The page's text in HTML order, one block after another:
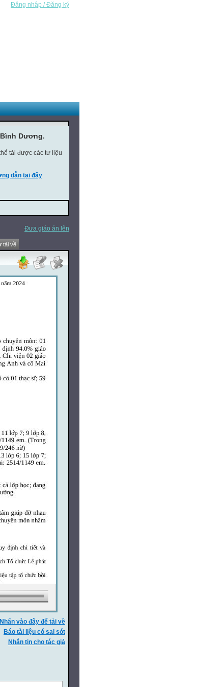
Đăng nhập / Đăng ký
Dương.
tải được các tư liệu
dẫn tại đây
Đưa giáo án lên
tải về
Nhấn vào đây để tải về
Báo tài liệu có sai sót
Nhắn tin cho tác giả